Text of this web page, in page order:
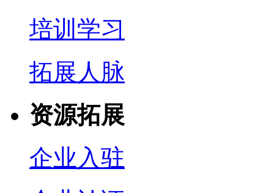
培训学习
拓展人脉
资源拓展
企业入驻